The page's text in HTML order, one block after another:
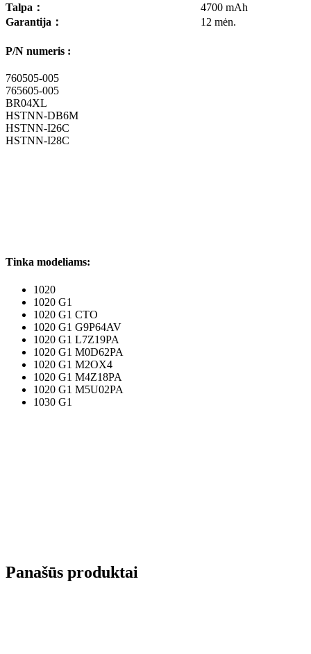
Talpa ：
4700 mAh
Garantija ： 12 mėn.
P/N numeris :
760505-005
765605-005
BR04XL
HSTNN-DB6M
HSTNN-I26C
HSTNN-I28C
Tinka modeliams:
1020
1020 G1
1020 G1 CTO
1020 G1 G9P64AV
1020 G1 L7Z19PA
1020 G1 M0D62PA
1020 G1 M2OX4
1020 G1 M4Z18PA
1020 G1 M5U02PA
1030 G1
Panašūs produktai